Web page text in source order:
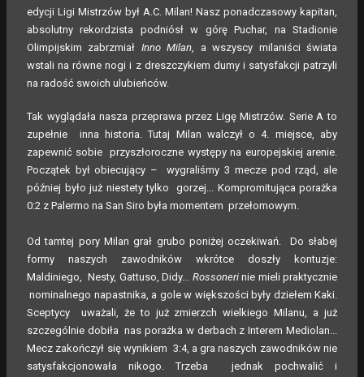
edycji Ligi Mistrzów był A.C. Milan! Nasz ponadczasowy kapitan,
absolutny rekordzista podniósł w górę Puchar, na Stadionie
Olimpijskim zabrzmiał Inno Milan , a wszyscy milaniści świata
wstali na równe nogi i z dreszczykiem dumy i satysfakcji patrzyli
na radość swoich ulubieńców.
Tak wyglądała nasza przeprawa przez Ligę Mistrzów. Serie A to
zupełnie inna historia. Tutaj Milan walczył o 4. miejsce, aby
zapewnić sobie przyszłoroczne występy na europejskiej arenie.
Początek był obiecujący – wygraliśmy 3 mecze pod rząd, ale
później było już niestety tylko gorzej... Kompromitująca porażka
0:2 z Palermo na San Siro była momentem przełomowym.
Od tamtej pory Milan grał grubo poniżej oczekiwań. Do słabej
formy naszych zawodników wkrótce doszły kontuzje:
Maldiniego, Nesty, Gattuso, Didy... Rossonerinie mieli praktycznie
nominalnego napastnika, a gole w większości były dziełem Kaki.
Sceptycy uważali, że to już zmierzch wielkiego Milanu, a już
szczególnie dobiła nas porażka w derbach z Interem Mediolan...
Mecz zakończył się wynikiem 3:4, a gra naszych zawodników nie
satysfakcjonowała nikogo. Trzeba jednak pochwalić i